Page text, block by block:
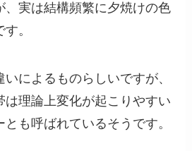
、実は結構頻繁に夕焼けの色
。
によるものらしいですが、
は理論上変化が起こりやすい
も呼ばれているそうです。